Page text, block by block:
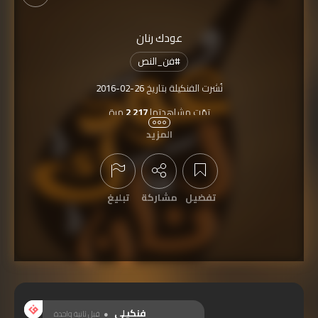
عودك رنان
#فن_النص
نُشرت الفنكيلة بتاريخ2016-02-26
تمّت مشاهدتها2,217 مرة
المزيد
تفضيل مشاركة تبليغ
فنكيلي قبل ثانية واحدة